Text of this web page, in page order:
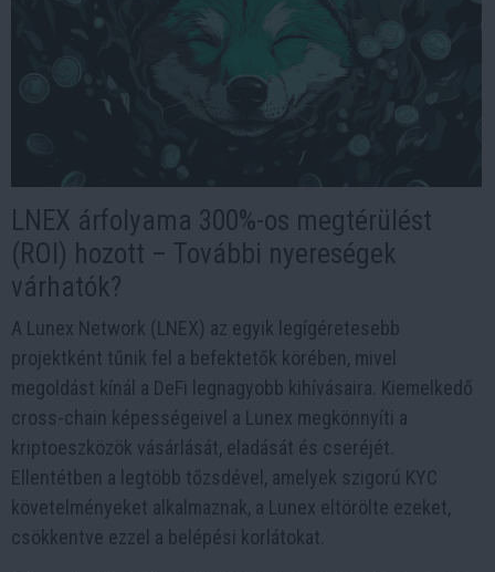
LNEX árfolyama 300%-os megtérülést
(ROI) hozott – További nyereségek
várhatók?
A Lunex Network (LNEX) az egyik legígéretesebb
projektként tűnik fel a befektetők körében, mivel
megoldást kínál a DeFi legnagyobb kihívásaira. Kiemelkedő
cross-chain képességeivel a Lunex megkönnyíti a
kriptoeszközök vásárlását, eladását és cseréjét.
Ellentétben a legtöbb tőzsdével, amelyek szigorú KYC
követelményeket alkalmaznak, a Lunex eltörölte ezeket,
csökkentve ezzel a belépési korlátokat.